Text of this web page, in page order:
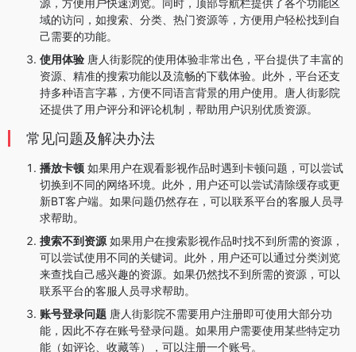
源，方便用户快速浏览。同时，顶部导航栏提供了各个功能区
域的访问，如搜索、分类、热门资源等，方便用户轻松找到自
己需要的功能。
使用体验 唐人街影院的使用体验非常出色，平台提供了丰富的
资源、精准的搜索功能以及流畅的下载体验。此外，平台还支
持多种语言字幕，方便不同语言背景的用户使用。唐人街影院
还提供了用户评分和评论机制，帮助用户识别优质资源。
常见问题及解决办法
播放卡顿 如果用户在观看影视作品时遇到卡顿问题，可以尝试
切换到不同的网络环境。此外，用户还可以尝试清除缓存或更
新BT客户端。如果问题仍然存在，可以联系平台的客服人员寻
求帮助。
搜索不到资源 如果用户在搜索影视作品时找不到所需的资源，
可以尝试使用不同的关键词。此外，用户还可以通过分类浏览
来查找自己感兴趣的资源。如果仍然找不到所需的资源，可以
联系平台的客服人员寻求帮助。
账号登录问题 唐人街影院不需要用户注册即可使用大部分功
能，因此不存在账号登录问题。如果用户需要使用某些特定功
能（如评论、收藏等），可以注册一个账号。